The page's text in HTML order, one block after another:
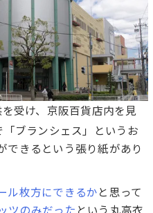
受け、京阪百貨店内を見
ブランシェス」というお
できるという張り紙があり
ル枚方にできるかと思って
ツのみだった という丸高衣